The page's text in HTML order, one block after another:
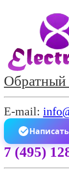
Обратный
E-mail:
7 (495)